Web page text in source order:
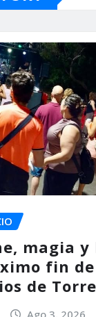
magia y
fin
de
Ago 3, 2026